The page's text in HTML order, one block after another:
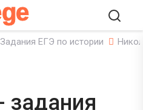
Задания ЕГЭ по истории
задания